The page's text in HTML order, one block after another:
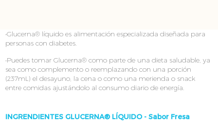
•Glucerna® líquido es alimentación especializada diseñada para
personas con diabetes.
•Puedes tomar Glucerna® como parte de una dieta saludable, ya
sea como complemento o reemplazando con una porción
(237mL) el desayuno, la cena o como una merienda o snack
entre comidas ajustándolo al consumo diario de energía.
INGRENDIENTES GLUCERNA® LÍQUIDO - Sabor Fresa